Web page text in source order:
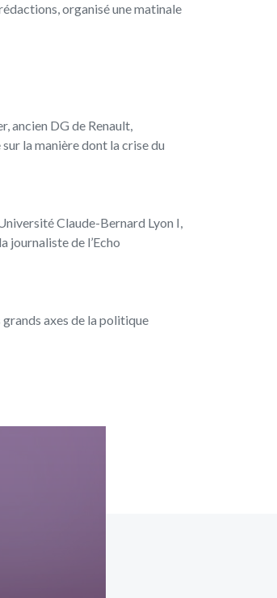
organisé une matinale
ancien DG de Renault,
la manière dont la crise du
Claude-Bernard Lyon I,
journaliste de l’Echo
axes de la politique